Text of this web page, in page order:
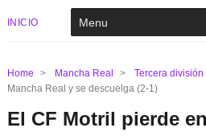
INICIO
Home > Mancha Real > Tercera división
Mancha Real y se descuelga (2-1)
El CF Motril pierde